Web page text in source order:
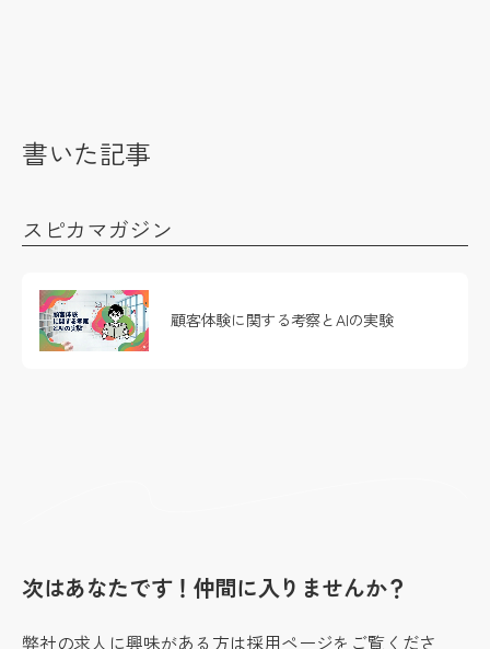
書いた記事
スピカマガジン
顧客体験に関する考察とAIの実験
次はあなたです！仲間に入りませんか？
弊社の求人に興味がある方は採用ページをご覧くださ